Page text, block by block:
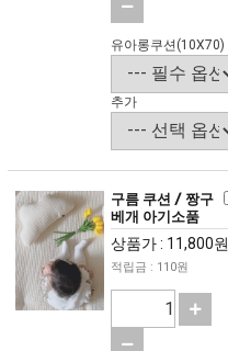
유아롱쿠션(10X70)
추가
구름 쿠션 / 짱구
베개 아기소품
상품가 : 11,800원
적립금 : 110원